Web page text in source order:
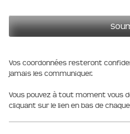
Vos coordonnées resteront
jamais les communiquer.
Vous pouvez à tout moment vous
cliquant sur le lien en bas de